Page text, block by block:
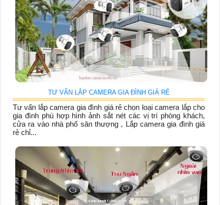
TƯ VẤN LẮP CAMERA GIA ĐÌNH GIÁ RẺ
Tư vấn lắp camera gia đình giá rẻ chọn loại camera lắp cho
gia đình phù hợp hình ảnh sắt nét các vị trí phòng khách,
cửa ra vào nhà phố sân thượng , Lắp camera gia đình giá
rẻ chỉ...